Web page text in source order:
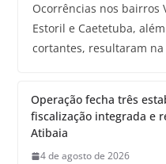
Ocorrências nos bairros
Estoril e Caetetuba,
cortantes, resultaram
Operação fecha três
fiscalização integrada e
Atibaia
4 de agosto de 2026